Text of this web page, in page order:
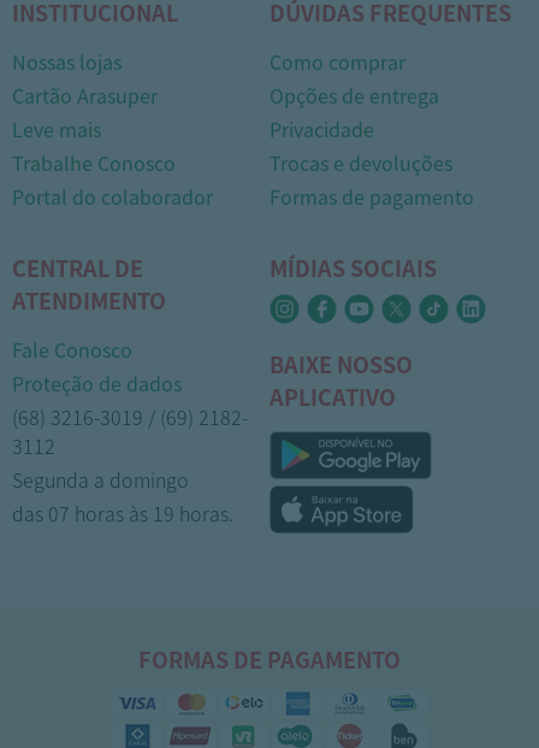
INSTITUCIONAL
Nossas lojas
Cartão Arasuper
Leve mais
Trabalhe Conosco
Portal do colaborador
DÚVIDAS FREQUENTES
Como comprar
Opções de entrega
Privacidade
Trocas e devoluções
Formas de pagamento
CENTRAL DE
ATENDIMENTO
Fale Conosco
Proteção de dados
(68) 3216-3019 / (69) 2182-
3112
Segunda a domingo
das 07 horas às 19 horas.
MÍDIAS SOCIAIS
BAIXE NOSSO
APLICATIVO
FORMAS DE PAGAMENTO